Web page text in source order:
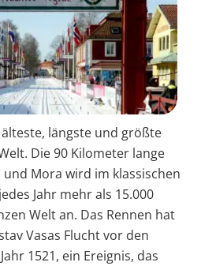
längste und größte
Die 90 Kilometer lange
und Mora wird im klassischen
Jahr mehr als 15.000
Welt an. Das Rennen hat
Vasas Flucht vor den
1521, ein Ereignis, das